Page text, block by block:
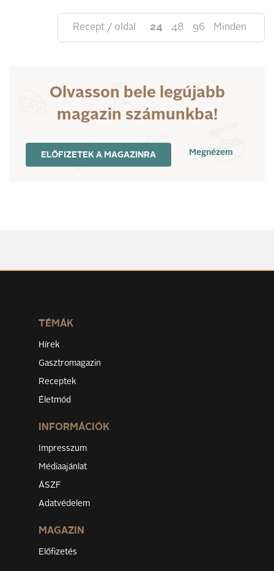
Recept / oldal 24 48 96 Minden
Olvasson bele legújabb
magazin számunkba!
ELŐFIZETEK A MAGAZINRA Megnézem
TÉMÁK
Hírek
Gasztromagazin
Receptek
Életmód
INFORMÁCIÓK
Impresszum
Médiaajánlat
ÁSZF
Adatvédelem
MAGAZIN
Előfizetés